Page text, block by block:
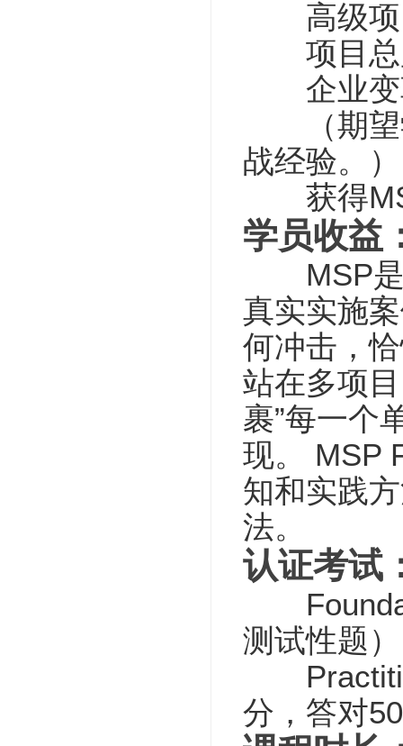
高级项
项目总
企业变
（期望
战经验。）
获得
学员收益
MSP是
真实实施
何冲击，
站在多项
裹”每一个
现。 MSP
知和实践
法。
认证考试
测试性题
分，答对